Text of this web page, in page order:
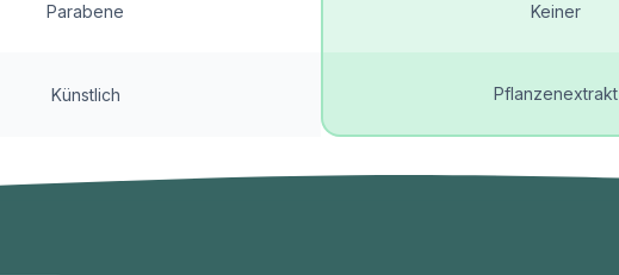
Parabene Keiner
Künstlich Pflanzenextrakt